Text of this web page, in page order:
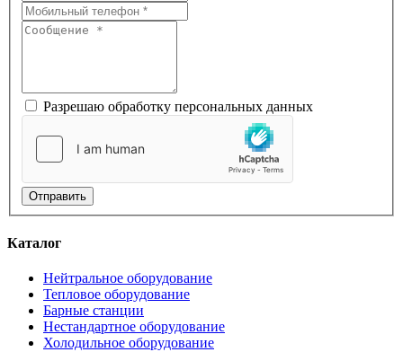
Разрешаю обработку персональных данных
Отправить
Каталог
Нейтральное оборудование
Тепловое оборудование
Барные станции
Нестандартное оборудование
Холодильное оборудование